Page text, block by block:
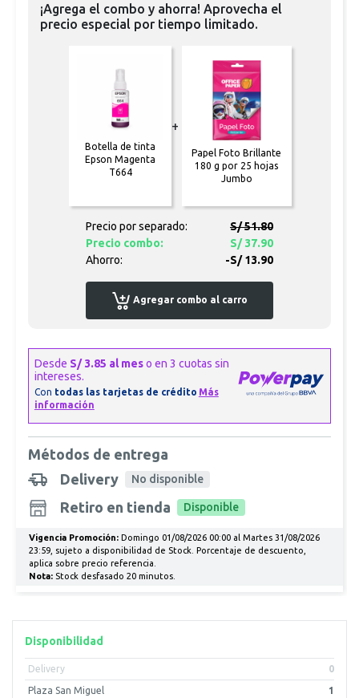
Disponibilidad
Delivery 0
Plaza San Miguel 1
¡Agrega el combo y ahorra! Aprovecha el
precio especial por tiempo limitado.
Botella de tinta
Epson Magenta
T664
+
Papel Foto Brillante
180 g por 25 hojas
Jumbo
Precio por separado:
S/ 51.80
Precio combo:
S/ 37.90
Ahorro:
-S/ 13.90
Agregar combo al carro
Métodos de entrega
Delivery
No disponible
Retiro en tienda Disponible
Vigencia Promoción:Domingo 01/08/2026 00:00 al Martes 31/08/2026
23:59, sujeto a disponibilidad de Stock. Porcentaje de descuento,
aplica sobre precio referencia.
Nota:Stock desfasado 20 minutos.